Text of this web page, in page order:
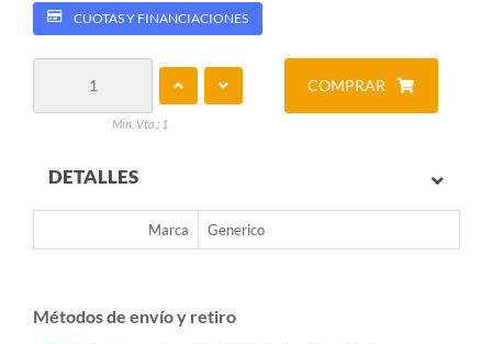
CUOTAS Y FINANCIACIONES
Min. Vta.: 1
COMPRAR
DETALLES
Marca Generico
Métodos de envío y retiro